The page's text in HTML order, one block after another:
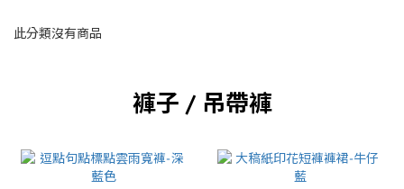
此分類沒有商品
褲子 / 吊帶褲